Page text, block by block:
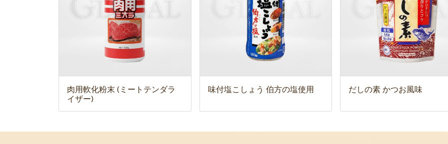
肉用軟化粉末 (ミートテンダラ
イザー)
味付塩こしょう 伯方の塩使用 だしの素 かつお風味